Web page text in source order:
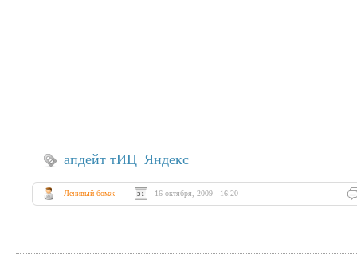
апдейт тИЦ Яндекс
Ленивый бомж 16 октября, 2009 - 16:20